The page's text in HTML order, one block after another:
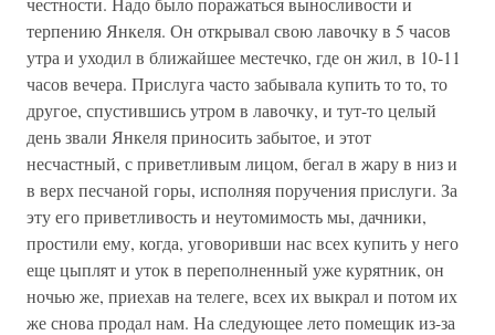
терпению Янкеля. Он открывал свою лавочку в 5 часов
утра и уходил в ближайшее местечко, где он жил, в 10-11
часов вечера. Прислуга часто забывала купить то то, то
другое, спустившись утром в лавочку, и тут-то целый
день звали Янкеля приносить забытое, и этот
несчастный, с приветливым лицом, бегал в жару в низ и
в верх песчаной горы, исполняя поручения прислуги. За
эту его приветливость и неутомимость мы, дачники,
простили ему, когда, уговоривши нас всех купить у него
еще цыплят и уток в переполненный уже курятник, он
ночью же, приехав на телеге, всех их выкрал и потом их
же снова продал нам. На следующее лето помещик из-за